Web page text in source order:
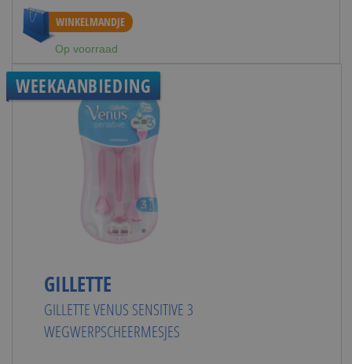
WINKELMANDJE
Op voorraad
WEEKAANBIEDING
GILLETTE
GILLETTE VENUS SENSITIVE 3
WEGWERPSCHEERMESJES